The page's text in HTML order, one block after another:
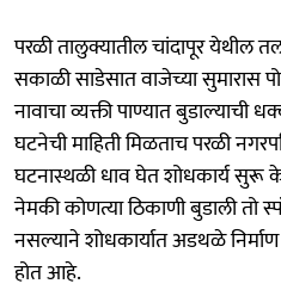
परळी तालुक्यातील चांदापूर येथील
सकाळी साडेसात वाजेच्या सुमारास
नावाचा व्यक्ती पाण्यात
घटनेची माहिती मिळताच परळी
घटनास्थळी धाव घेत शोधकार्य सुरू
नेमकी कोणत्या ठिकाणी बुडाली तो
नसल्याने शोधकार्यात अडथळे
होत आहे.